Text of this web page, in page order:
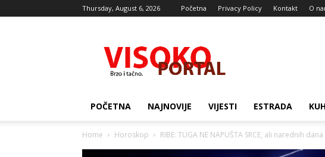
Thursday, August 6, 2026 Početna Privacy Policy Kontakt O
portal
POČETNA NAJNOVIJE VIJESTI ESTRADA
Home Horoskop RIBE: TUGA NE NAPUŠTA SRCE, ali narednih